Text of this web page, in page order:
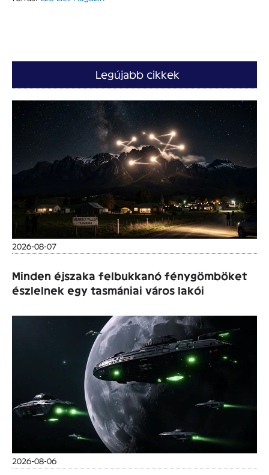
Legújabb cikkek
2026-08-07
Minden éjszaka felbukkanó fénygömböket
észlelnek egy tasmániai város lakói
2026-08-06